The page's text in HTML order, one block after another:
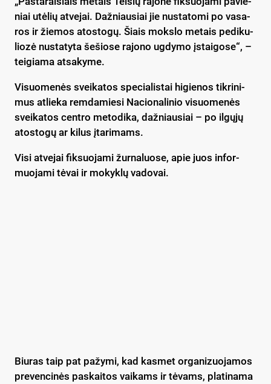
niai utė­lių at­ve­jai. Daž­niau­siai jie nu­sta­to­mi po va­sa­
ros ir žie­mos ato­sto­gų. Šiais moks­lo me­tais pe­di­ku­
lio­zė nu­sta­ty­ta še­šio­se ra­jo­no ug­dy­mo įstai­go­se“, –
tei­gia­ma at­sa­ky­me.
Vi­suo­me­nės svei­ka­tos spe­cia­lis­tai hi­gie­nos tik­ri­ni­
mus at­lie­ka rem­da­mie­si Na­cio­na­li­nio vi­suo­me­nės
svei­ka­tos cent­ro me­to­di­ka, daž­niau­siai – po il­gų­jų
ato­sto­gų ar ki­lus įta­ri­mams.
Vi­si at­ve­jai fik­suo­ja­mi žur­na­luo­se, apie juos in­for­
muo­ja­mi tė­vai ir mo­kyk­lų va­do­vai.
Biu­ras taip pat pa­žy­mi, kad kas­met or­ga­ni­zuo­ja­mos
pre­ven­ci­nės pa­skai­tos vai­kams ir tė­vams, pla­ti­na­ma